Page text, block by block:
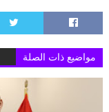
مواضيع ذات الصلة